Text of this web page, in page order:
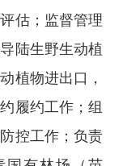
估；监督管理
陆生野生动植
植物进出口，
履约工作；组
控工作；负责